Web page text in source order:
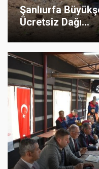
Şanlıurfa
Ücretsiz Dağı...